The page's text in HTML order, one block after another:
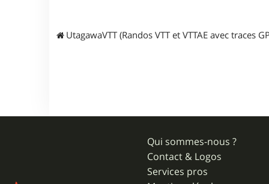
UtagawaVTT (Randos VTT et VTTAE avec traces
Qui sommes-nous ?
Contact & Logos
Services pros